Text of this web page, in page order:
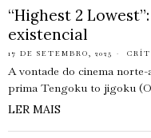
“Highest 2
existencial
17 DE SETEMBRO, 2025
A vontade do cinema
prima Tengoku to jigoku
LER MAIS